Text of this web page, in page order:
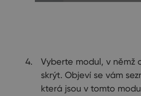
Vyberte modul, v němž
skrýt. Objeví se vám
která jsou v tomto